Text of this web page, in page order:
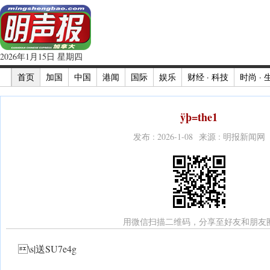
2026年1月15日 星期四
首页
加国 中国 港闻 国际 娱乐 财经 · 科技 时尚 ·
ÿþ=the1
发布 : 2026-1-08 来源 : 明报新闻网
用微信扫描二维码，分享至好友和朋友
\s|送SU7e4g